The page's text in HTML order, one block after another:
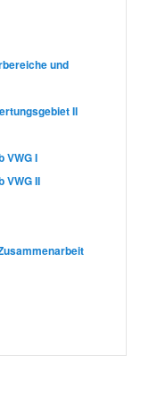
und
II
VWG I
VWG II